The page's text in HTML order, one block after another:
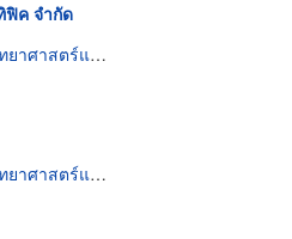
ฟิค จำกัด
และห้องทดลอง
และห้องทดลอง